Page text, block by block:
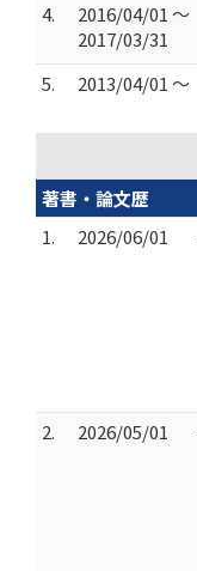
4.
2016/04/01 ～
2017/03/31
5.
2013/04/01 ～
著書・論文歴
1.
2026/06/01
2.
2026/05/01